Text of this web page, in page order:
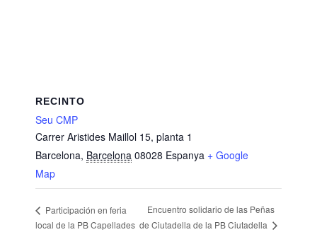
RECINTO
Seu CMP
Carrer Aristides Maillol 15, planta 1
Barcelona, Barcelona 08028 Espanya + Google
Map
Participación en feria
local de la PB Capellades
Encuentro solidario de las Peñas
de Ciutadella de la PB Ciutadella